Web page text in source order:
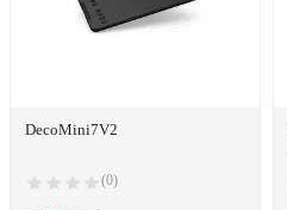
DecoMini7V2
(0)